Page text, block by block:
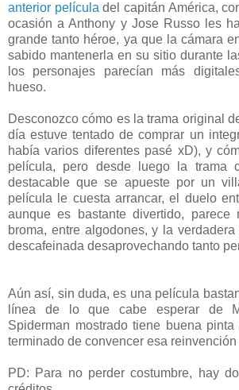
anterior películadel capitán América,
ocasión a Anthony y Jose Russo les
grande tanto héroe, ya que la cámara
sabido mantenerla en su sitio durante
los personajes parecían más
hueso.
Desconozco cómo es la trama original
día estuve tentado de comprar un
había varios diferentes pasé xD), y
película, pero desde luego la trama
destacable que se apueste por un
película le cuesta arrancar, el duelo
aunque es bastante divertido, parece
broma, entre algodones, y la
descafeinada desaprovechando tanto
Aún así, sin duda, es una película
línea de lo que cabe esperar de
Spiderman mostrado tiene buena
terminado de convencer esa
PD: Para no perder costumbre, hay